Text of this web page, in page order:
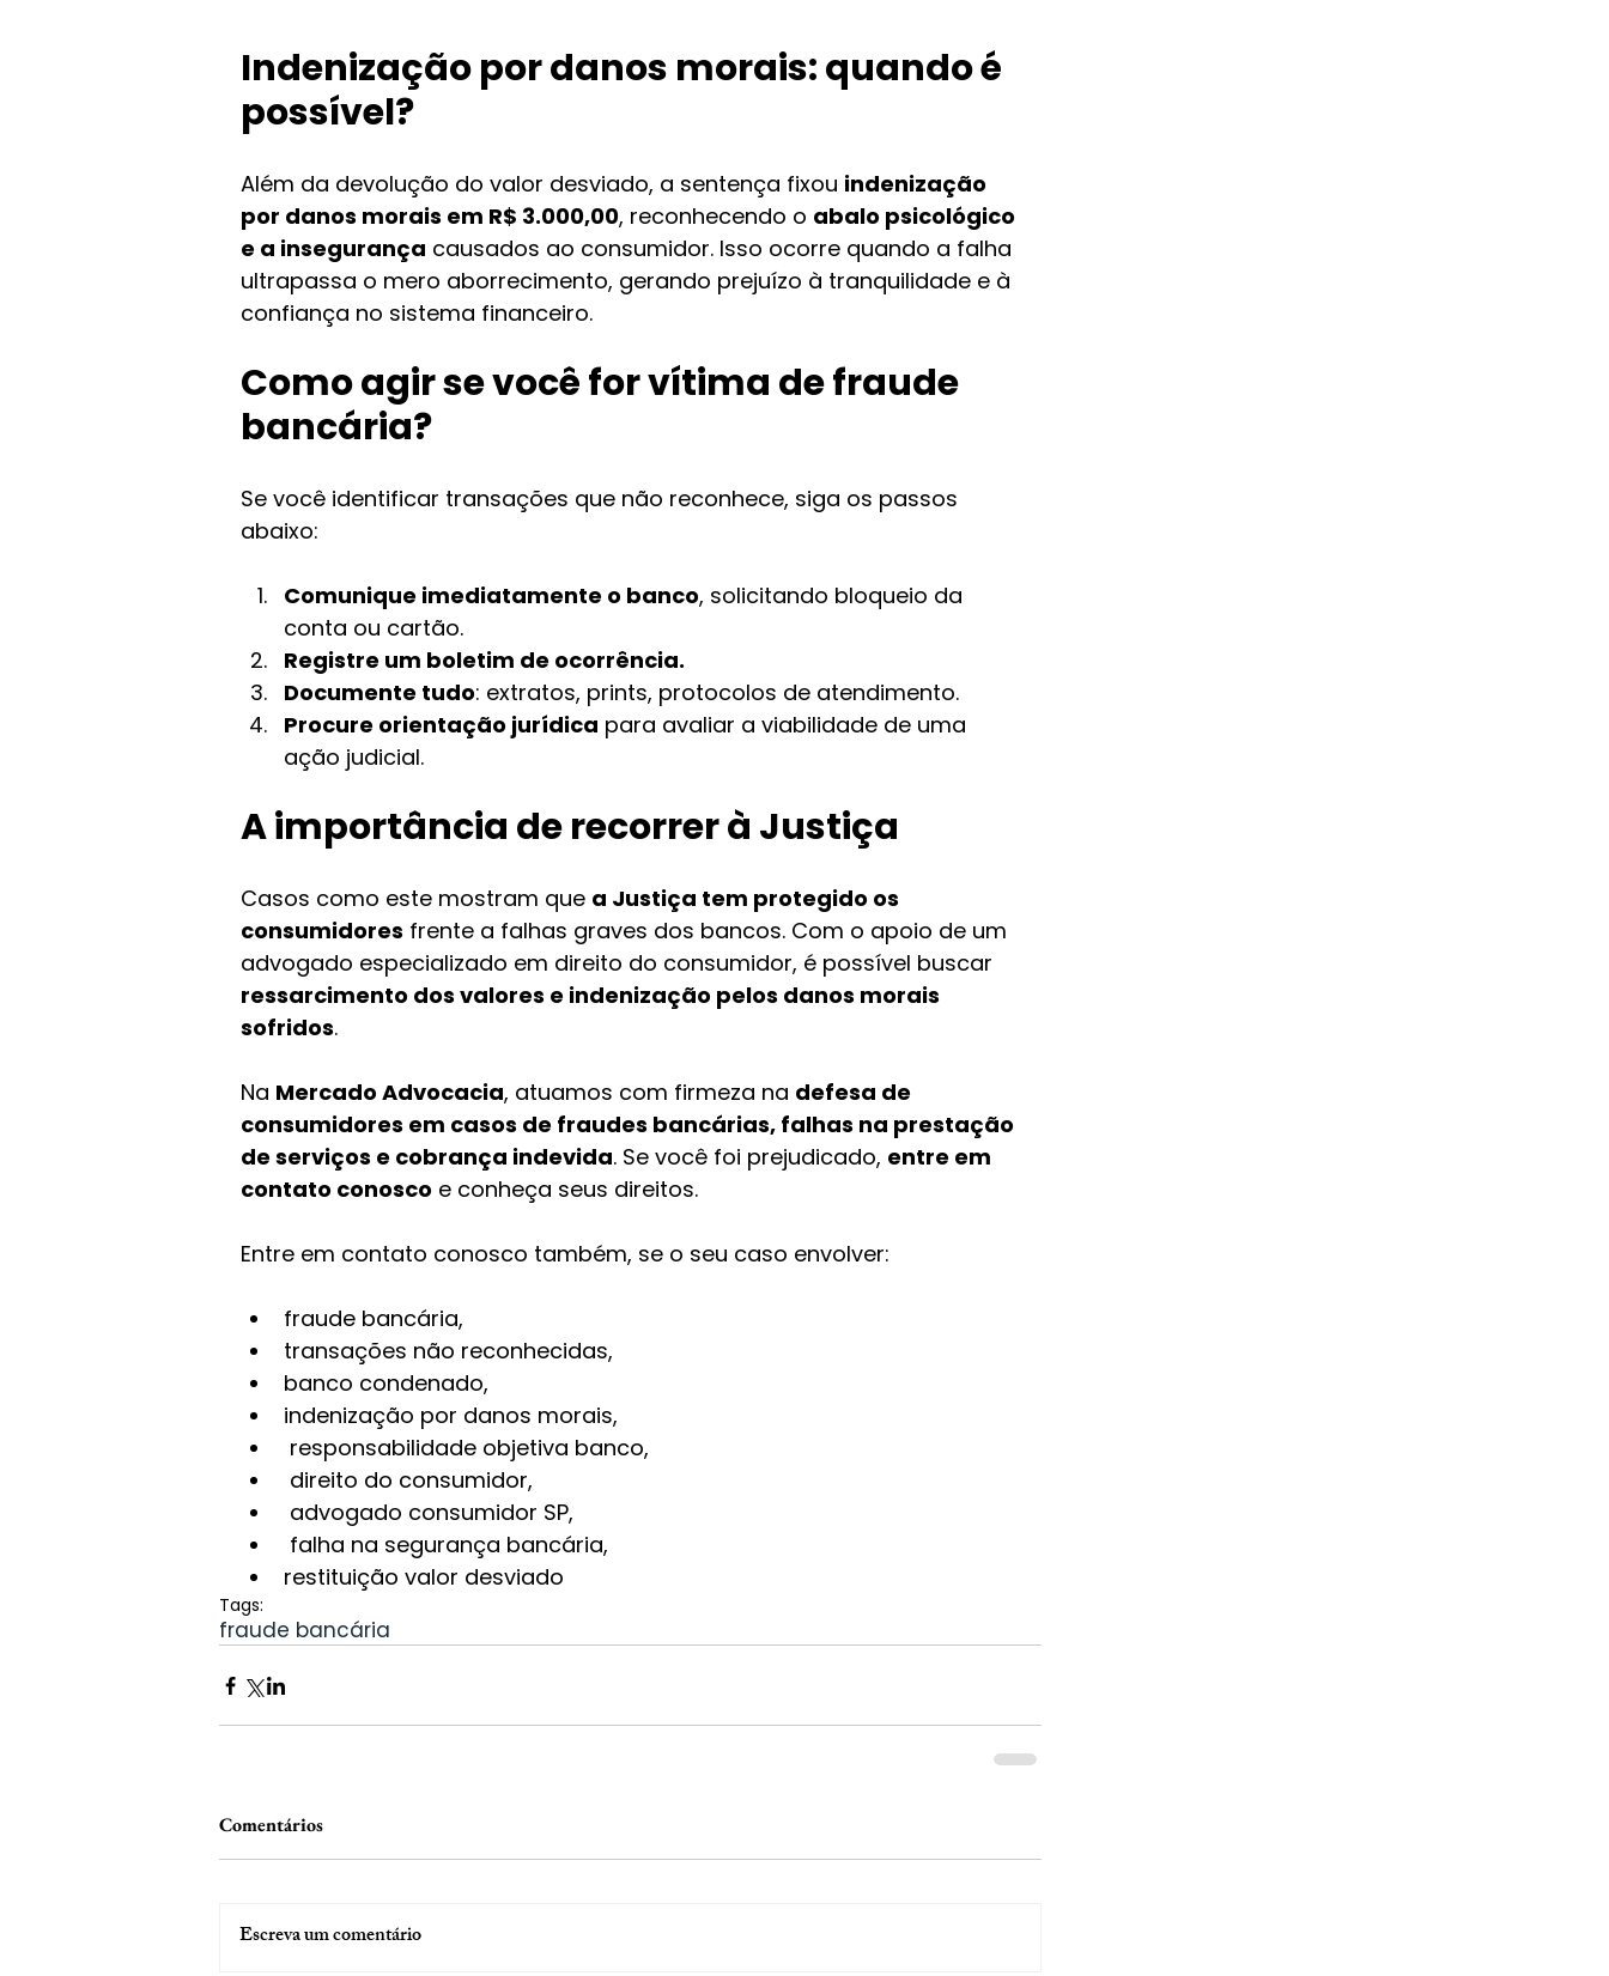
Indenização por danos morais: quando é
possível?
Além da devolução do valor desviado, a sentença fixou indenização
por danos morais em R$ 3.000,00, reconhecendo o abalo psicológico
e a insegurança causados ao consumidor. Isso ocorre quando a falha
ultrapassa o mero aborrecimento, gerando prejuízo à tranquilidade e à
confiança no sistema financeiro.
Como agir se você for vítima de fraude
bancária?
Se você identificar transações que não reconhece, siga os passos
abaixo:
Comunique imediatamente o banco, solicitando bloqueio da
conta ou cartão.
Registre um boletim de ocorrência.
Documente tudo: extratos, prints, protocolos de atendimento.
Procure orientação jurídica para avaliar a viabilidade de uma
ação judicial.
A importância de recorrer à Justiça
Casos como este mostram que a Justiça tem protegido os
consumidores frente a falhas graves dos bancos. Com o apoio de um
advogado especializado em direito do consumidor, é possível buscar
ressarcimento dos valores e indenização pelos danos morais
sofridos.
Na Mercado Advocacia, atuamos com firmeza na defesa de
consumidores em casos de fraudes bancárias, falhas na prestação
de serviços e cobrança indevida. Se você foi prejudicado, entre em
contato conosco e conheça seus direitos.
Entre em contato conosco também, se o seu caso envolver:
fraude bancária,
transações não reconhecidas,
banco condenado,
indenização por danos morais,
responsabilidade objetiva banco,
direito do consumidor,
advogado consumidor SP,
falha na segurança bancária,
restituição valor desviado
Tags:
fraude bancária
Comentários
Escreva um comentário